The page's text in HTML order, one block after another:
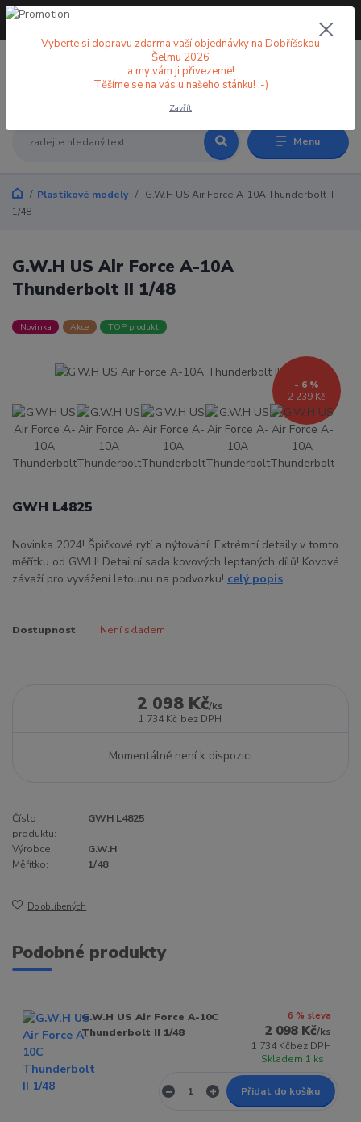
Menu
+420 773 998 582
Plastikové modely
G.W.H US Air Force A-10A Thunderbolt II
1/48
G.W.H US Air Force A-10A
Thunderbolt II 1/48
Novinka Akce TOP produkt
2 239 Kč
- 6 %
GWH L4825
Novinka 2024! Špičkové rytí a nýtování! Extrémní detaily v tomto
měřítku od GWH! Detailní sada kovových leptaných dílů! Kovové
závaží pro vyvážení letounu na podvozku! celý popis
Dostupnost Není skladem
2 098 Kč/ks
1 734 Kč bez DPH
Momentálně není k dispozici
Číslo
produktu:
GWH L4825
Výrobce:
G.W.H
Měřítko:
1/48
Do oblíbených
Podobné produkty
G.W.H US Air Force A-10C
Thunderbolt II 1/48
6 % sleva
2 098 Kč/ks
1 734 Kčbez DPH
Skladem 1 ks
Přidat do košíku
Vyberte si dopravu zdarma vaší objednávky na Dobříšskou
Šelmu 2026
a my vám ji přivezeme!
Těšíme se na vás u našeho stánku! :-)
Zavřít